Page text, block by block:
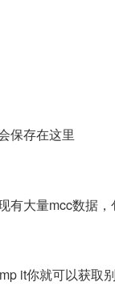
保存在这里
有大量mcc数据
it你就可以获取别